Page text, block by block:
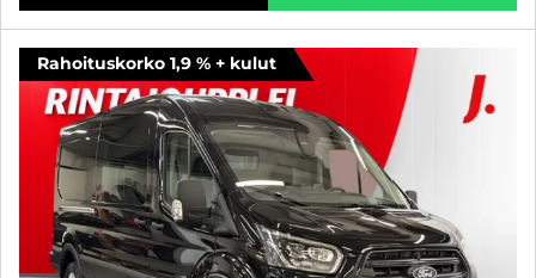
Rahoituskorko 1,9 % + kulut